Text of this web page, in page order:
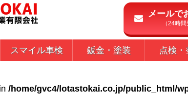
メールで
（24時間
スマイル車検 鈑金・塗装 点検・
/home/gvc4/lotastokai.co.jp/public_html/